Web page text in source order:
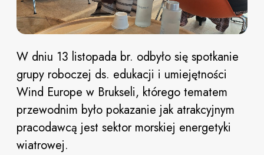
W dniu 13 listopada br. odbyło się spotkanie
grupy roboczej ds. edukacji i umiejętności
Wind Europe w Brukseli, którego tematem
przewodnim było pokazanie jak atrakcyjnym
pracodawcą jest sektor morskiej energetyki
wiatrowej.